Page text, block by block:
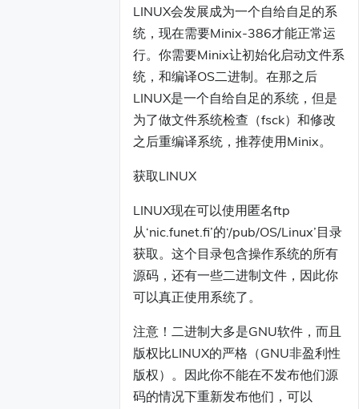
LINUX会发展成为一个自给自足的系
统，现在需要Minix-386才能正常运
行。你需要Minix让初始化启动文件系
统，和编译OS二进制。在那之后
LINUX是一个自给自足的系统，但是
为了做文件系统检查（fsck）和修改
之后重编译系统，推荐使用Minix。
获取LINUX
LINUX现在可以使用匿名ftp
从‘nic.funet.fi’的‘/pub/OS/Linux’目录
获取。这个目录包含操作系统的所有
源码，还有一些二进制文件，因此你
可以真正使用系统了。
注意！二进制大多是GNU软件，而且
版权比LINUX的严格（GNU非盈利性
版权）。因此你不能在不发布他们源
码的情况下重新发布他们，可以